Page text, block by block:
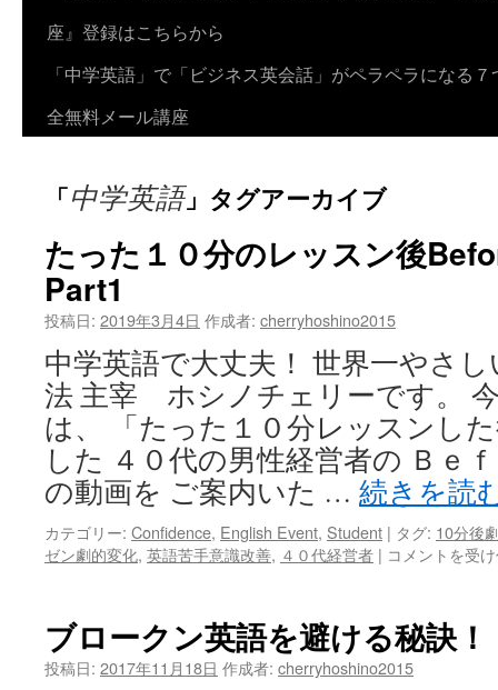
キ
座』登録はこちらから
「中学英語」で「ビジネス英会話」がペラペラになる
全無料メール講座
「中学英語」タグアーカイブ
たった１０分のレッスン後
Part1
投稿日: 2019年3月4日 作成者: cherryhoshino2015
中学英語で大丈夫！ 世界一やさ
法 主宰 ホシノチェリーです。
は、 「たった１０分レッスンし
した ４０代の男性経営者の Ｂｅ
の動画を ご案内いた … 続きを読
カテゴリー: Confidence, English Event, Student | タグ: 10分後
ゼン劇的変化, 英語苦手意識改善, ４０代経営者 | た
０
分
コメントを受
ブロークン英語を避ける秘訣！
投稿日: 2017年11月18日 作成者: cherryhoshino2015